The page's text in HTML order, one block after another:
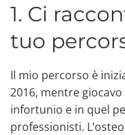
1. Ci
tuo
Il mio percorso è
2016, mentre
infortunio e in quel
professionisti.